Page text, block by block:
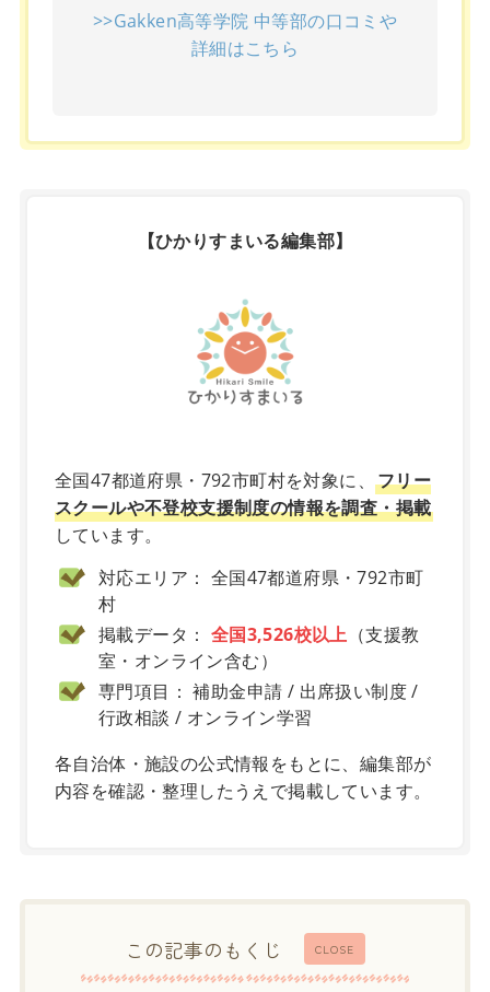
>>Gakken高等学院 中等部の口コミや
詳細はこちら
【ひかりすまいる編集部】
全国47都道府県・792市町村を対象に、 フリー
スクールや不登校支援制度の情報を調査・掲載
しています。
対応エリア： 全国47都道府県・792市町
村
掲載データ： 全国3,526校以上 （支援教
室・オンライン含む）
専門項目： 補助金申請 / 出席扱い制度 /
行政相談 / オンライン学習
各自治体・施設の公式情報をもとに、編集部が
内容を確認・整理したうえで掲載しています。
CLOSE
この記事のもくじ